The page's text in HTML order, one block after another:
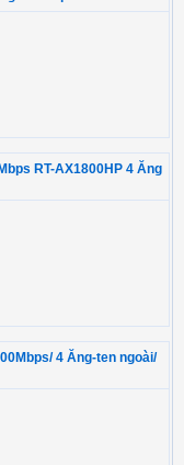
RT-AX1800HP 4 Ăng
4 Ăng-ten ngoài/